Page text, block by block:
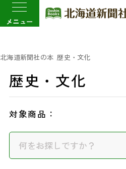
メニュー
北海道新聞社の本 歴史・文化
歴史・文化
対象商品：